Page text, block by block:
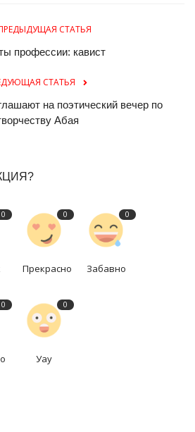
СТАТЬЯ
профессии: кавист
СТАТЬЯ
на поэтический вечер по
Абая
0 0
Прекрасно
0
Забавно
0 0
Уау